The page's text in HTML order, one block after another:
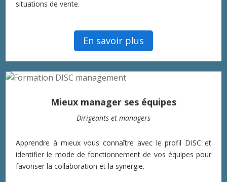
situations de vente.
En savoir plus
Mieux manager ses équipes
Dirigeants et managers
Apprendre à mieux vous connaître avec le profil DISC et
identifier le mode de fonctionnement de vos équipes pour
favoriser la collaboration et la synergie.